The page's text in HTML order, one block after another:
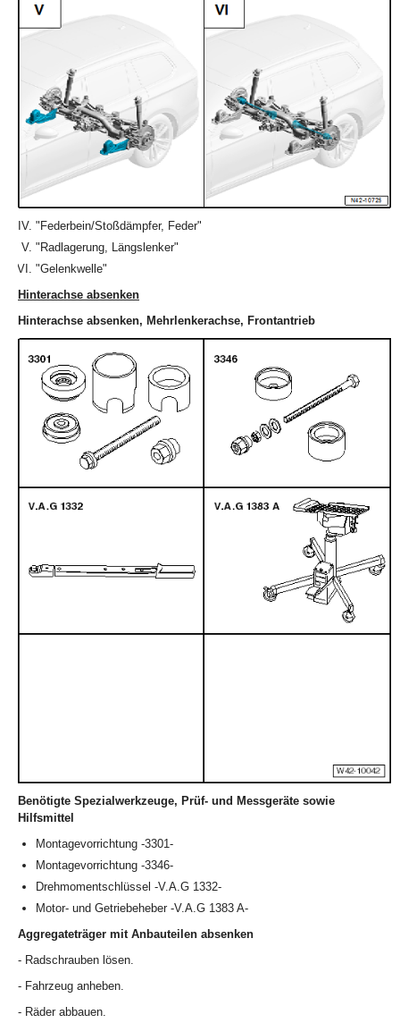
"Federbein/Stoßdämpfer, Feder"
"Radlagerung, Längslenker"
"Gelenkwelle"
Hinterachse absenken
Hinterachse absenken, Mehrlenkerachse, Frontantrieb
Benötigte Spezialwerkzeuge, Prüf- und Messgeräte sowie
Hilfsmittel
Montagevorrichtung -3301-
Montagevorrichtung -3346-
Drehmomentschlüssel -V.A.G 1332-
Motor- und Getriebeheber -V.A.G 1383 A-
Aggregateträger mit Anbauteilen absenken
- Radschrauben lösen.
- Fahrzeug anheben.
- Räder abbauen.